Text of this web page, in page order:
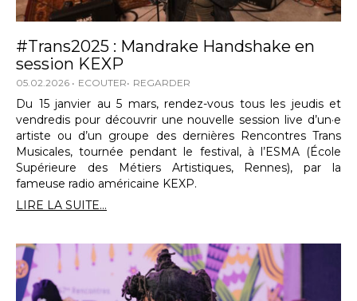
#Trans2025 : Mandrake Handshake en
session KEXP
05.02.2026 ECOUTER REGARDER
Du 15 janvier au 5 mars, rendez-vous tous les jeudis et
vendredis pour découvrir une nouvelle session live d’un·e
artiste ou d’un groupe des dernières Rencontres Trans
Musicales, tournée pendant le festival, à l’ESMA (École
Supérieure des Métiers Artistiques, Rennes), par la
fameuse radio américaine KEXP.
LIRE LA SUITE...